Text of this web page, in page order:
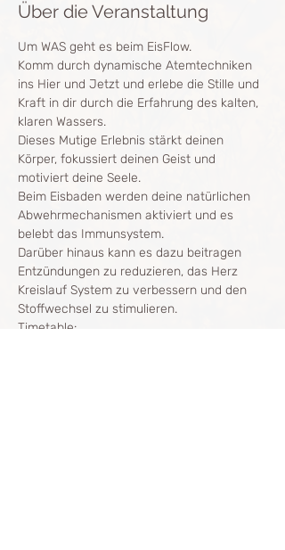
Über die Veranstaltung
Um WAS geht es beim EisFlow.
Komm durch dynamische Atemtechniken
ins Hier und Jetzt und erlebe die Stille und
Kraft in dir durch die Erfahrung des kalten,
klaren Wassers.
Dieses Mutige Erlebnis stärkt deinen
Körper, fokussiert deinen Geist und
motiviert deine Seele.
Beim Eisbaden werden deine natürlichen
Abwehrmechanismen aktiviert und es
belebt das Immunsystem.
Darüber hinaus kann es dazu beitragen
Entzündungen zu reduzieren, das Herz
Kreislauf System zu verbessern und den
Stoffwechsel zu stimulieren.
Timetable: